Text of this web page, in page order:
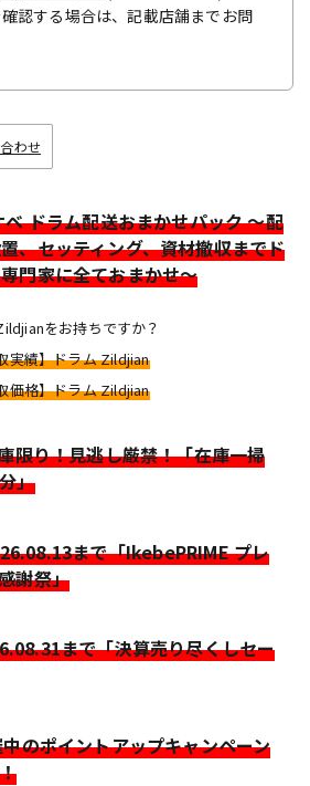
認する場合は、記載店舗までお問
わせ
ドラム配送おまかせパック ～配
、セッティング、資材撤収までド
門家に全ておまかせ～
をお持ちですか？
実績】ドラム Zildjian
価格】ドラム Zildjian
限り！見逃し厳禁！「在庫一掃
」
まで「IkebePRIME プレ
謝祭」
まで「決算売り尽くしセー
のポイントアップキャンペーン